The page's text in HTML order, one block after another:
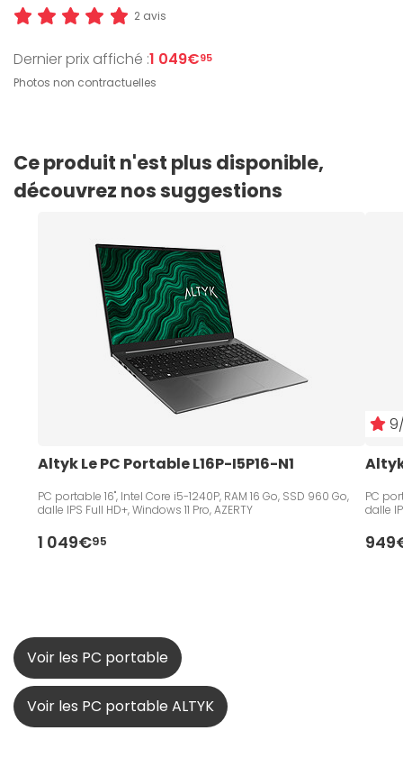
2 avis
Dernier prix affiché :1 049€95
Photos non contractuelles
Ce produit n'est plus disponible,
découvrez nos suggestions
Altyk Le PC Portable L16P-I5P16-N1
PC portable 16", Intel Core i5-1240P, RAM 16 Go, SSD 960 Go,
dalle IPS Full HD+, Windows 11 Pro, AZERTY
1 049€95
PC
dalle
Voir les PC portable
Voir les PC portable ALTYK